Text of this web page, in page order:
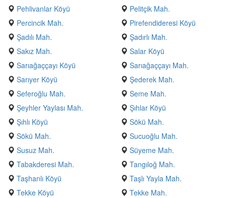
Pehlivanlar Köyü
Pelitçik Mah.
Percincik Mah.
Pirefendideresi Köyü
Şadılı Mah.
Şadırlı Mah.
Sakız Mah.
Salar Köyü
Sarıağaççayı Köyü
Sarıağaççayı Mah.
Sarıyer Köyü
Şederek Mah.
Seferoğlu Mah.
Seme Mah.
Şeyhler Yaylası Mah.
Şıhlar Köyü
Şıhlı Köyü
Sökü Mah.
Sökü Mah.
Sucuoğlu Mah.
Susuz Mah.
Süyeme Mah.
Tabakderesi Mah.
Tangıloğ Mah.
Taşhanlı Köyü
Taşlı Yayla Mah.
Tekke Köyü
Tekke Mah.